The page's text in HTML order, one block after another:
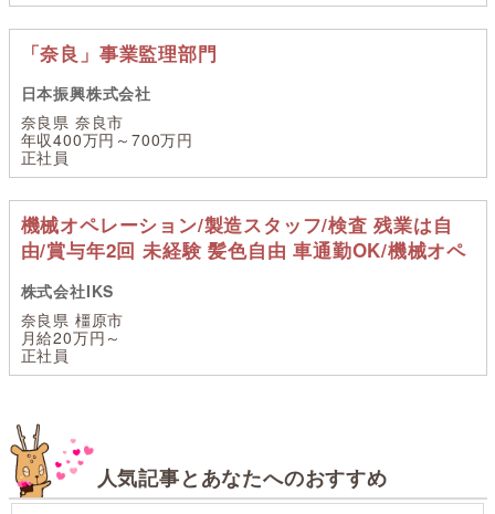
「奈良」事業監理部門
日本振興株式会社
奈良県 奈良市
年収400万円～700万円
正社員
機械オペレーション/製造スタッフ/検査 残業は自
由/賞与年2回 未経験 髪色自由 車通勤OK/機械オペ
株式会社IKS
奈良県 橿原市
月給20万円～
正社員
人気記事とあなたへのおすすめ